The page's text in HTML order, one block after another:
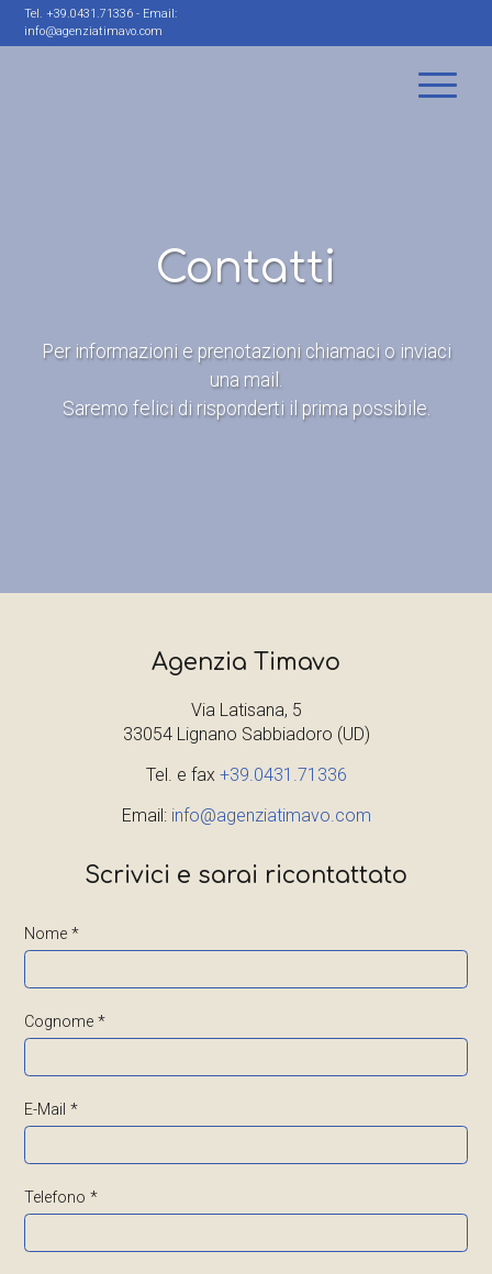
Tel. +39.0431.71336 - Email:
info@agenziatimavo.com
Contatti
Per informazioni e prenotazioni chiamaci o inviaci
una mail.
Saremo felici di risponderti il prima possibile.
Agenzia Timavo
Via Latisana, 5
33054 Lignano Sabbiadoro (UD)
Tel. e fax +39.0431.71336
Email: info@agenziatimavo.com
Scrivici e sarai ricontattato
Nome *
Cognome *
E-Mail *
Telefono *